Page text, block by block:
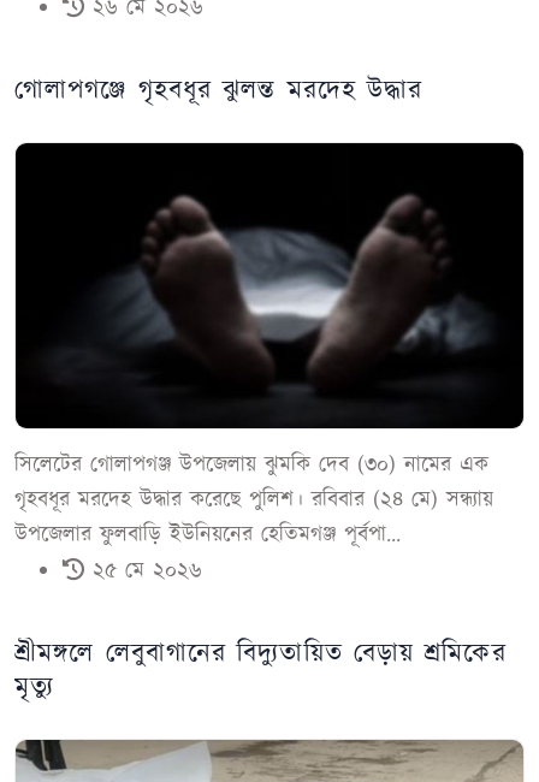
২৬ মে ২০২৬
গোলাপগঞ্জে গৃহবধূর ঝুলন্ত মরদেহ উদ্ধার
সিলেটের গোলাপগঞ্জ উপজেলায় ঝুমকি দেব (৩০) নামের এক
গৃহবধূর মরদেহ উদ্ধার করেছে পুলিশ। রবিবার (২৪ মে) সন্ধ্যায়
উপজেলার ফুলবাড়ি ইউনিয়নের হেতিমগঞ্জ পূর্বপা...
২৫ মে ২০২৬
শ্রীমঙ্গলে লেবুবাগানের বিদ্যুতায়িত বেড়ায় শ্রমিকের
মৃত্যু